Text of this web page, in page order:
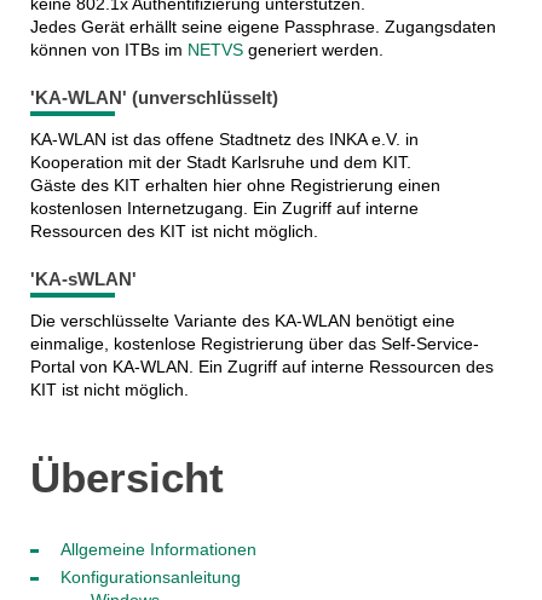
Jedes Gerät erhällt seine eigene Passphrase. Zugangsdaten
können von ITBs im NETVSgeneriert werden.
'KA-WLAN' (unverschlüsselt)
KA-WLAN ist das offene Stadtnetz des INKA e.V. in
Kooperation mit der Stadt Karlsruhe und dem KIT.
Gäste des KIT erhalten hier ohne Registrierung einen
kostenlosen Internetzugang. Ein Zugriff auf interne
Ressourcen des KIT ist nicht möglich.
'KA-sWLAN'
Die verschlüsselte Variante des KA-WLAN benötigt eine
einmalige, kostenlose Registrierung über das Self-Service-
Portal von KA-WLAN. Ein Zugriff auf interne Ressourcen des
KIT ist nicht möglich.
Übersicht
Allgemeine Informationen
Konfigurationsanleitung